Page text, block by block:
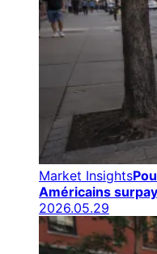
Market Insights
Américains
2026.05.29